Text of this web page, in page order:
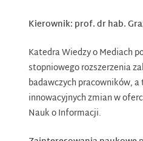
Kierownik: prof. dr hab.
Katedra Wiedzy o Mediach
stopniowego rozszerzenia
badawczych pracowników,
innowacyjnych zmian w
Nauk o Informacji.